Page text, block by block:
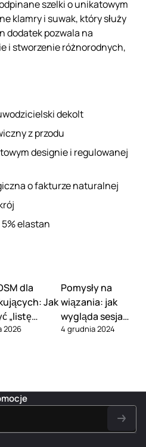
szelki o unikatowym
klamry i suwak, który służy
dodatek pozwala na
i stworzenie różnorodnych,
dekolt
z przodu
designie i regulowanej
o fakturze naturalnej
elastan
dla
Jak
„listę
2026
Pomysły na
wiązania: jak
wygląda sesja
BDSM z
4 grudnia 2024